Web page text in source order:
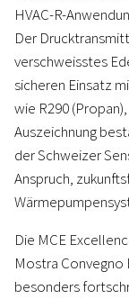
Der
verschweisstes
sicheren Einsatz
wie R290
Auszeichnung
der Schweizer
Anspruch,
Die MCE
Mostra Convegno
besonders